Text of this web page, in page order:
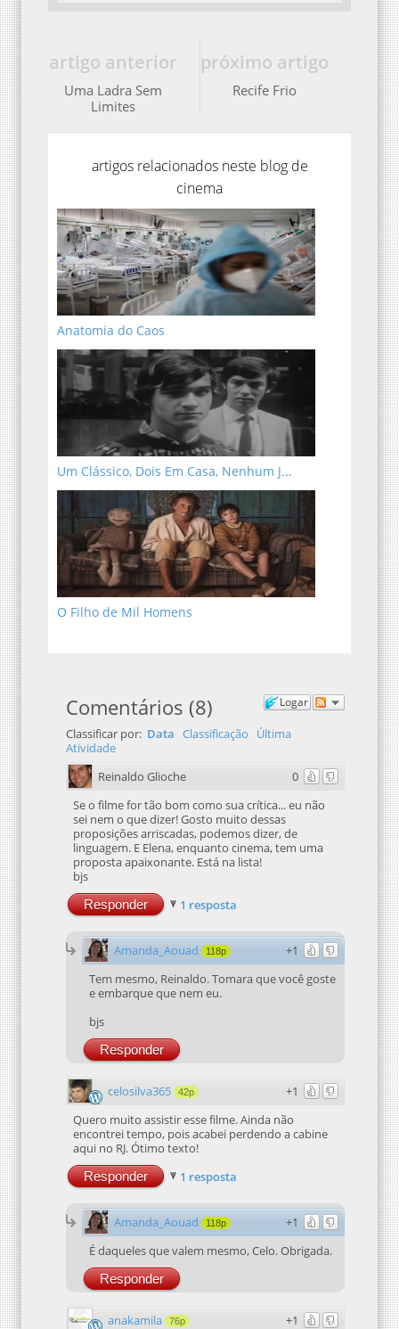
próximo artigo
Recife Frio
artigo anterior
Uma Ladra Sem
Limites
artigos relacionados neste blog de
cinema
Anatomia do Caos
Um Clássico, Dois Em Casa, Nenhum J...
O Filho de Mil Homens
Logar
Comentários (8)
Classificar por: Data Classificação
Última
Atividade
0
Reinaldo Glioche
Se o filme for tão bom como sua crítica... eu não
sei nem o que dizer! Gosto muito dessas
proposições arriscadas, podemos dizer, de
linguagem. E Elena, enquanto cinema, tem uma
proposta apaixonante. Está na lista!
bjs
Responder 1 resposta
+1
Amanda_Aouad 118p
Tem mesmo, Reinaldo. Tomara que você goste
e embarque que nem eu.
bjs
Responder
+1
celosilva365 42p
Quero muito assistir esse filme. Ainda não
encontrei tempo, pois acabei perdendo a cabine
aqui no RJ. Ótimo texto!
Responder 1 resposta
+1
Amanda_Aouad 118p
É daqueles que valem mesmo, Celo. Obrigada.
Responder
+1
anakamila 76p